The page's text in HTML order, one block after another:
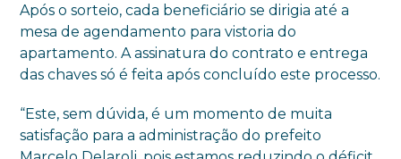
Após o sorteio, cada beneficiário se dirigia até a
mesa de agendamento para vistoria do
apartamento. A assinatura do contrato e entrega
das chaves só é feita após concluído este processo.
“Este, sem dúvida, é um momento de muita
satisfação para a administração do prefeito